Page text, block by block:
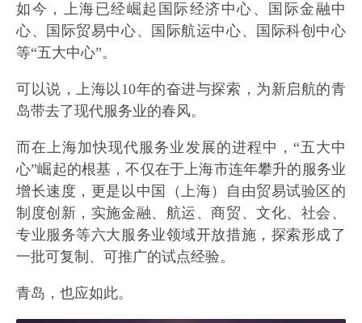
如今，上海已经崛起国际经济中心、国际金融中
心、国际贸易中心、国际航运中心、国际科创中心
等“五大中心”。
可以说，上海以10年的奋进与探索，为新启航的青
岛带去了现代服务业的春风。
而在上海加快现代服务业发展的进程中，“五大中
心”崛起的根基，不仅在于上海市连年攀升的服务业
增长速度，更是以中国（上海）自由贸易试验区的
制度创新，实施金融、航运、商贸、文化、社会、
专业服务等六大服务业领域开放措施，探索形成了
一批可复制、可推广的试点经验。
青岛，也应如此。